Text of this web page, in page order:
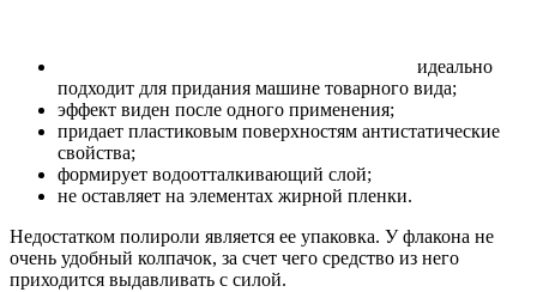
идеально
подходит для придания машине товарного вида;
эффект виден после одного применения;
придает пластиковым поверхностям антистатические
свойства;
формирует водоотталкивающий слой;
не оставляет на элементах жирной пленки.
Недостатком полироли является ее упаковка. У флакона не
очень удобный колпачок, за счет чего средство из него
приходится выдавливать с силой.